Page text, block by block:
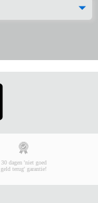
30 dagen 'niet goed
geld terug' garantie!